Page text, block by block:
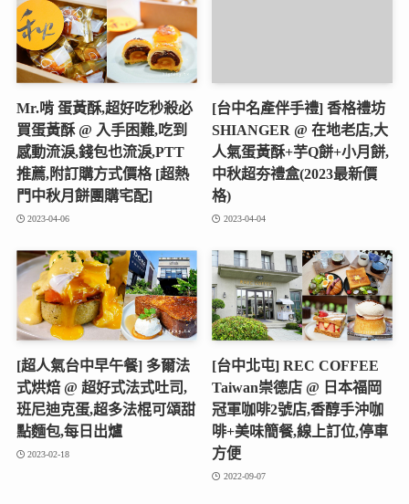
Mr.啃 蛋黃酥,超好吃秒殺必
買蛋黃酥 @ 入手困難,吃到
感動流淚,錢包也流淚,PTT
推薦,附訂購方式價格 [超熱
門中秋月餅團購宅配]
2023-04-06
[台中名產伴手禮] 香格禮坊
SHIANGER @ 在地老店,大
人氣蛋黃酥+芋Q餅+小月餅,
中秋超夯禮盒(2023最新價
格)
2023-04-04
[超人氣台中早午餐] 多爾法
式烘焙 @ 超好式法式吐司,
班尼迪克蛋,超多法棍可頌甜
點麵包,每日出爐
2023-02-18
[台中北屯] REC COFFEE
Taiwan崇德店 @ 日本福岡
冠軍咖啡2號店,香醇手沖咖
啡+美味簡餐,線上訂位,停車
方便
2022-09-07